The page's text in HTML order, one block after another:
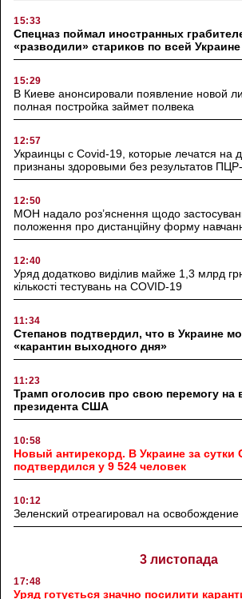
15:33
Спецназ поймал иностранных
«разводили» стариков по всей Украине
15:29
В Киеве анонсировали появление новой
полная постройка займет полвека
12:57
Украинцы с Covid-19, которые лечатся на
признаны здоровыми без результатов ПЦР-
12:50
МОН надало роз’яснення щодо
положення про дистанційну форму
12:40
Уряд додатково виділив майже 1,3 млрд
кількості тестувань на COVID-19
11:34
Степанов подтвердил, что в Украине
«карантин выходного дня»
11:23
Трамп оголосив про свою перемогу на
президента США
10:58
Новый антирекорд. В Украине за сутки
подтвердился у 9 524 человек
10:12
Зеленский отреагировал на
3 листопада
17:48
Уряд готується значно посилити